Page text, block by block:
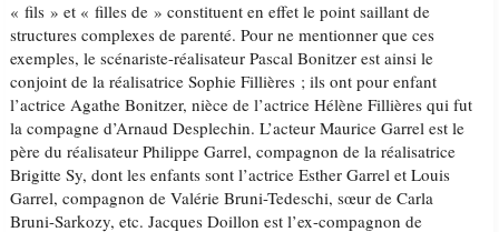
« fils » et « filles de » constituent en effet le point saillant de
structures complexes de parenté. Pour ne mentionner que ces
exemples, le scénariste-réalisateur Pascal Bonitzer est ainsi le
conjoint de la réalisatrice Sophie Fillières ; ils ont pour enfant
l’actrice Agathe Bonitzer, nièce de l’actrice Hélène Fillières qui fut
la compagne d’Arnaud Desplechin. L’acteur Maurice Garrel est le
père du réalisateur Philippe Garrel, compagnon de la réalisatrice
Brigitte Sy, dont les enfants sont l’actrice Esther Garrel et Louis
Garrel, compagnon de Valérie Bruni-Tedeschi, sœur de Carla
Bruni-Sarkozy, etc. Jacques Doillon est l’ex-compagnon de